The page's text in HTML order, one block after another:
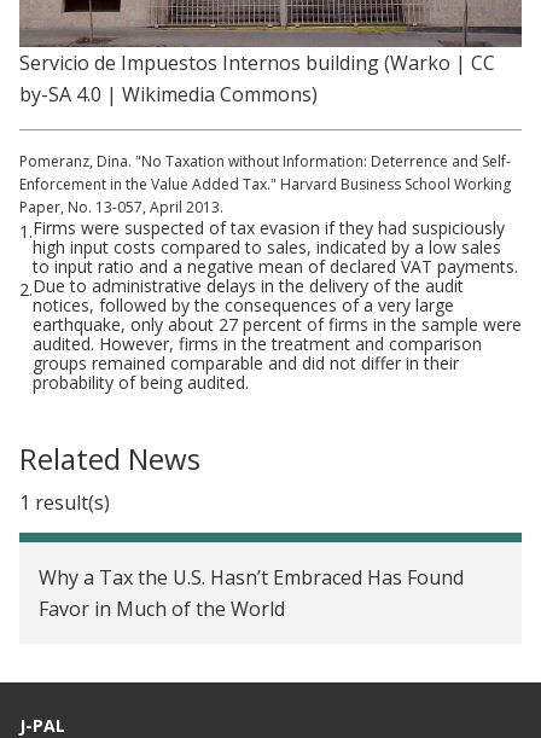
Servicio de Impuestos Internos building (Warko | CC
by-SA 4.0 | Wikimedia Commons)
Pomeranz, Dina. "No Taxation without Information: Deterrence and Self-
Enforcement in the Value Added Tax." Harvard Business School Working
Paper, No. 13-057, April 2013.
1.Firms were suspected of tax evasion if they had suspiciously
high input costs compared to sales, indicated by a low sales
to input ratio and a negative mean of declared VAT payments.
2.Due to administrative delays in the delivery of the audit
notices, followed by the consequences of a very large
earthquake, only about 27 percent of firms in the sample were
audited. However, firms in the treatment and comparison
groups remained comparable and did not differ in their
probability of being audited.
Related News
1 result(s)
Why a Tax the U.S. Hasn’t Embraced Has Found
Favor in Much of the World
J-PAL